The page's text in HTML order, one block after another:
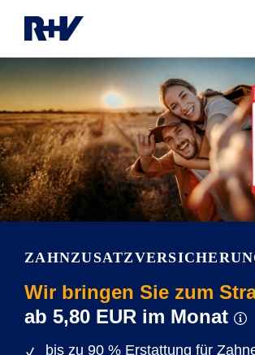
Wir bringen Sie zum
ab 5,80 EUR im Monat
bis zu 90 % Erstattung für